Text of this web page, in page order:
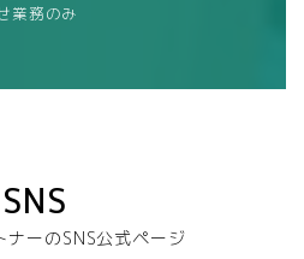
業務のみ
SNS
ナーのSNS公式ページ